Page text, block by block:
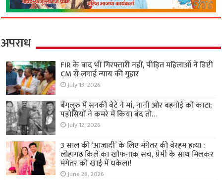
अपराध
FIR के बाद भी गिरफ्तारी नहीं, पीड़ित महिलाओं ने डिप्टी
CM से लगाई न्याय की गुहार
July 13, 2026
बेंगलुरु में सनकी बेटे ने मां, नानी और बहनोई को काटा;
पड़ोसियों ने कमरे में किया बंद तो…
July 12, 2026
3 साल की ‘आजादी’ के लिए मंगेतर की बेरहम हत्या :
लोहागढ़ किले का खौफनाक सच, प्रेमी के साथ मिलकर
मंगेतर को खाई में धकेला!
June 28, 2026